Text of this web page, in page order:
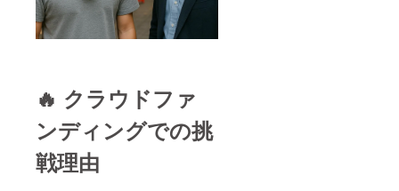
🔥 クラウドファ
ンディングでの挑
戦理由